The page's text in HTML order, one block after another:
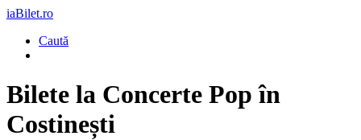
iaBilet.ro
Caută
Bilete la Concerte Pop în
Costinești